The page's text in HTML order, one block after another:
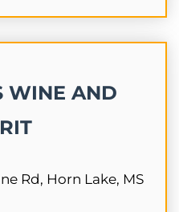
WINE AND
Rd, Horn Lake, MS